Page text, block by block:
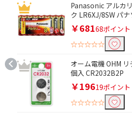
ロール紙
宛名・表示ラベルで絞り込
入数で絞り込む
2枚～5枚
11枚～20枚
Panasonic アルカ
ク LR6XJ/8SW パ
￥68168ポイント
☆☆☆☆☆
オーム電機 OHM
個入 CR2032B2P
￥19619ポイント
☆☆☆☆☆